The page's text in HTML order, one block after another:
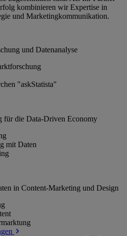
kombinieren wir Expertise in
und Marketingkommunikation.
und Datenanalyse
"askStatista"
für die Data-Driven Economy
mit Daten
in Content-Marketing und Design